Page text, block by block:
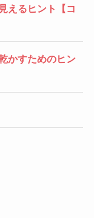
えるヒント【コ
かすためのヒン